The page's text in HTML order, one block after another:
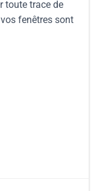
toute trace de
fenêtres sont